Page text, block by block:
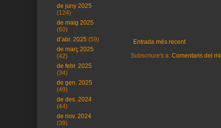
Entrada més recent
Subscriure's a: Comentaris del
de juny 2025
(124)
de maig 2025
(60)
d’abr. 2025 (59)
de març 2025
(42)
de febr. 2025
(34)
de gen. 2025
(49)
de des. 2024
(44)
de nov. 2024
(39)